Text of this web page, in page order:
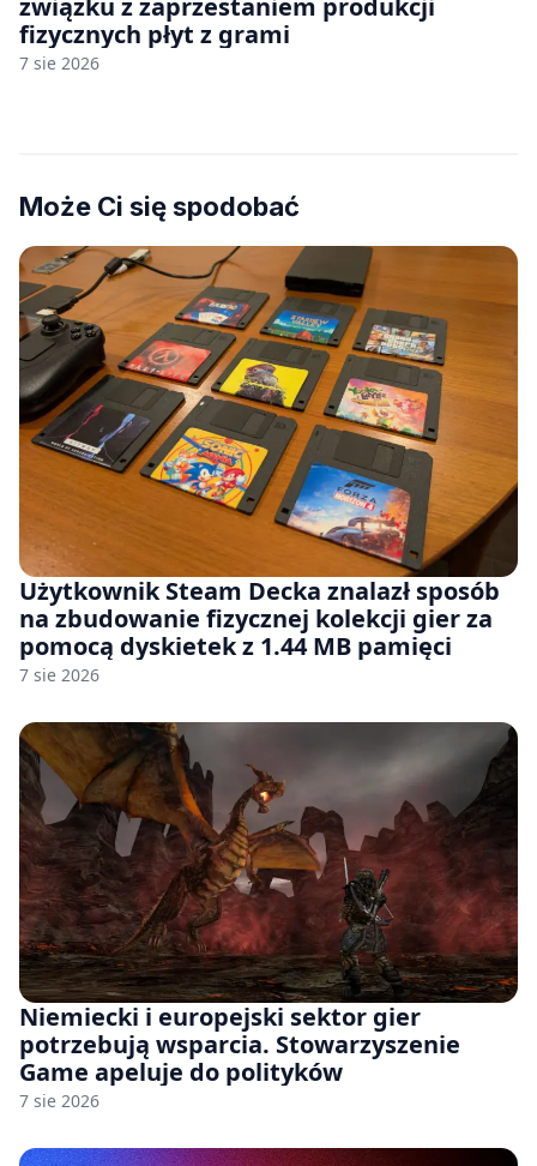
związku z zaprzestaniem produkcji
fizycznych płyt z grami
7 sie 2026
Może Ci się spodobać
Użytkownik Steam Decka znalazł sposób
na zbudowanie fizycznej kolekcji gier za
pomocą dyskietek z 1.44 MB pamięci
7 sie 2026
Niemiecki i europejski sektor gier
potrzebują wsparcia. Stowarzyszenie
Game apeluje do polityków
7 sie 2026